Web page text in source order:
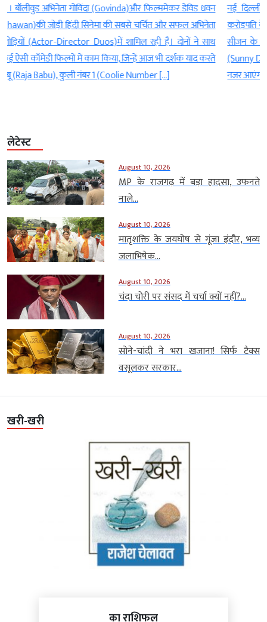
नई दिल्ली ।टेलीविजन (Television) के लोकप्रिय क्विज शो कौन बनेगा
करोड़पति के 18वें सीजन की शुरुआत 10 अगस्त से होने जा रही है। शो के नए
सीजन के पहले एपिसोड में फिल्म बंटवारा 1947 की स्टारकास्ट सनी देओल
(Sunny Deol), आमिर खान (Aamir Khan) और प्रीति जिंटा (Preity Zinta)
नजर आएंगी। शो से सामने आए […]
लेटेस्ट
August 10, 2026
MP के राजगढ़ में बड़ा हादसा, उफनते
नाले...
August 10, 2026
मातृशक्ति के जयघोष से गूंजा इंदौर, भव्य
जलाभिषेक...
August 10, 2026
चंदा चोरी पर संसद में चर्चा क्यों नहीं?...
August 10, 2026
सोने-चांदी ने भरा खजाना! सिर्फ टैक्स
वसूलकर सरकार...
खरी-खरी